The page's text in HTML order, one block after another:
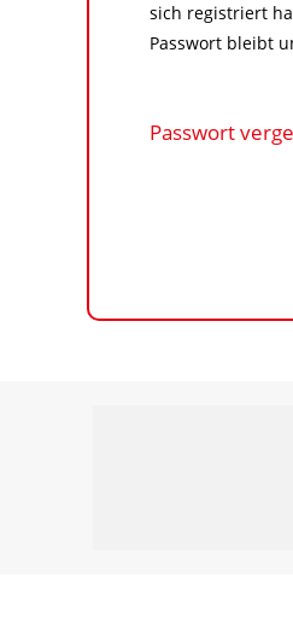
sich registriert
Passwort bleibt
Passwort